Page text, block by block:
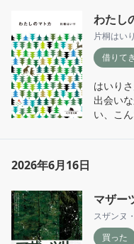
わたし
片桐はいり
借りて
はいり
出会い
い、こ
2026年6月16日
マザー
スザンヌ
買った